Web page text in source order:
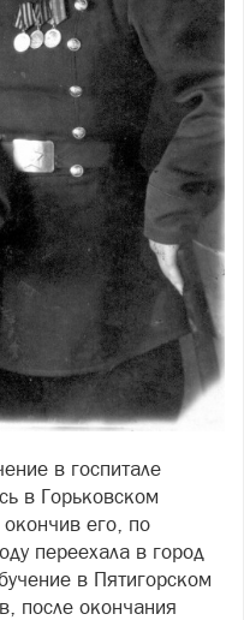
в госпитале
в Горьковском
окончив его, по
переехала в город
в Пятигорском
после окончания